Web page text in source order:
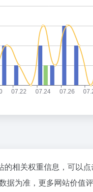
相关权重信息，可以点
据为准，更多网站价值